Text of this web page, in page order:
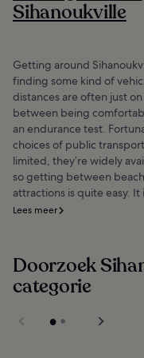
Sihanoukville
Getting around
finding some kind of
distances are often just
between being
an endurance test.
choices of public
limited, they’re widely
so getting between
attractions is quite easy.
Lees meer
Doorzoek
categorie